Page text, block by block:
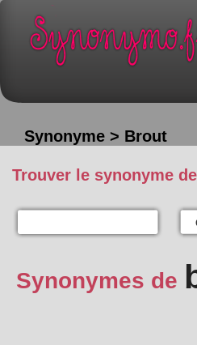
Synonyme > Brout
Trouver le synonyme de
Synonymes de